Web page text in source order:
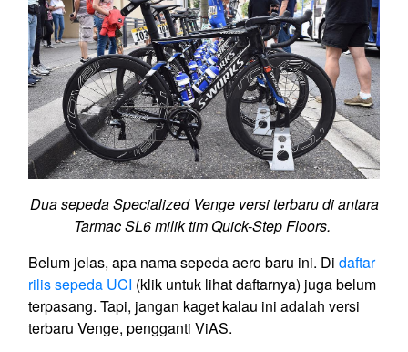
Dua sepeda Specialized Venge versi terbaru di antara
Tarmac SL6 milik tim Quick-Step Floors.
Belum jelas, apa nama sepeda aero baru ini. Di daftar
rilis sepeda UCI (klik untuk lihat daftarnya) juga belum
terpasang. Tapi, jangan kaget kalau ini adalah versi
terbaru Venge, pengganti ViAS.